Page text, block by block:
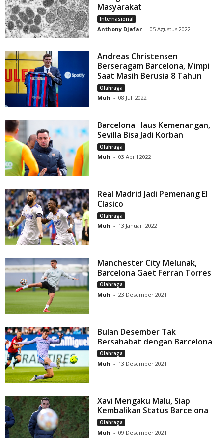
Masyarakat
Internasional
Anthony Djafar - 05 Agustus 2022
Andreas Christensen
Berseragam Barcelona, Mimpi
Saat Masih Berusia 8 Tahun
Olahraga
Muh - 08 Juli 2022
Barcelona Haus Kemenangan,
Sevilla Bisa Jadi Korban
Olahraga
Muh - 03 April 2022
Real Madrid Jadi Pemenang El
Clasico
Olahraga
Muh - 13 Januari 2022
Manchester City Melunak,
Barcelona Gaet Ferran Torres
Olahraga
Muh - 23 Desember 2021
Bulan Desember Tak
Bersahabat dengan Barcelona
Olahraga
Muh - 13 Desember 2021
Xavi Mengaku Malu, Siap
Kembalikan Status Barcelona
Olahraga
Muh - 09 Desember 2021